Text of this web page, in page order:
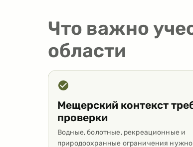
Что важно
области
Мещерский контекст
проверки
Водные, болотные, рекреационные и
природоохранные ограничения